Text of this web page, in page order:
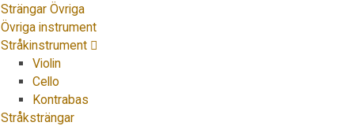
Strängar Övriga
Övriga instrument
Stråkinstrument
Violin
Cello
Kontrabas
Stråksträngar